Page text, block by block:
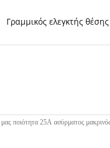
Γραμμικός ελεγκτής